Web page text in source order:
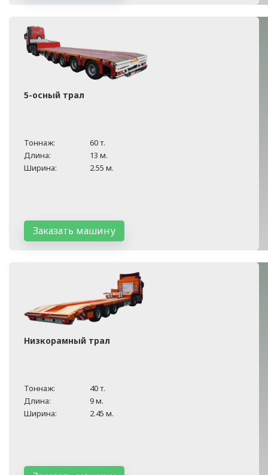
5-осный трал
Тоннаж:
60 т.
Длина:
13 м.
Ширина:
2.55 м.
Заказать машину
Низкорамный трал
Тоннаж:
40 т.
Длина:
9 м.
Ширина:
2.45 м.